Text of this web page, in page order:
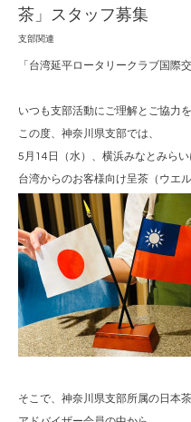
茶」スタッフ募集
支部関連
「台湾延平ロータリークラブ国際
いつも支部活動にご理解とご協力
この度、神奈川県支部では、
5月14日（水）、横浜みなとみら
台湾からのお客様向け呈茶（ウエ
そこで、神奈川県支部所属の日本